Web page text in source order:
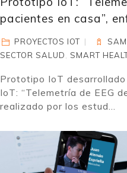
pacientes en casa”,
PROYECTOS IOT
SECTOR SALUD
SMART
Prototipo IoT
IoT: “Telemetría de EEG
realizado por los estud...